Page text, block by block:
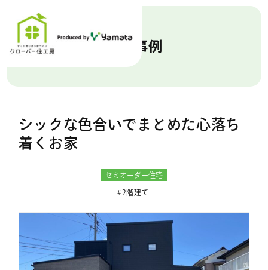
施工事例
シックな色合いでまとめた心落ち
着くお家
セミオーダー住宅
2階建て